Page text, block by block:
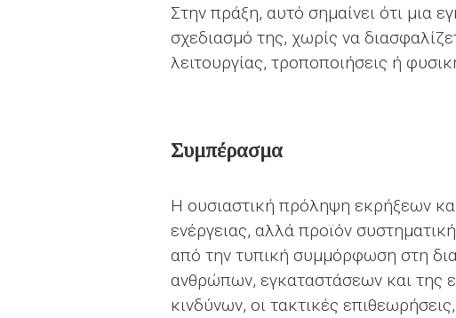
Στην πράξη, αυτό σημαίνει ότι μια
σχεδιασμό της, χωρίς να
λειτουργίας, τροποποιήσεις ή
Συμπέρασμα
Η ουσιαστική πρόληψη εκρήξεων
ενέργειας, αλλά προϊόν
από την τυπική συμμόρφωση στη
ανθρώπων, εγκαταστάσεων και της
κινδύνων, οι τακτικές